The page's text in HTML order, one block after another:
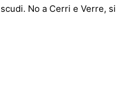
No a Cerri e Verre,